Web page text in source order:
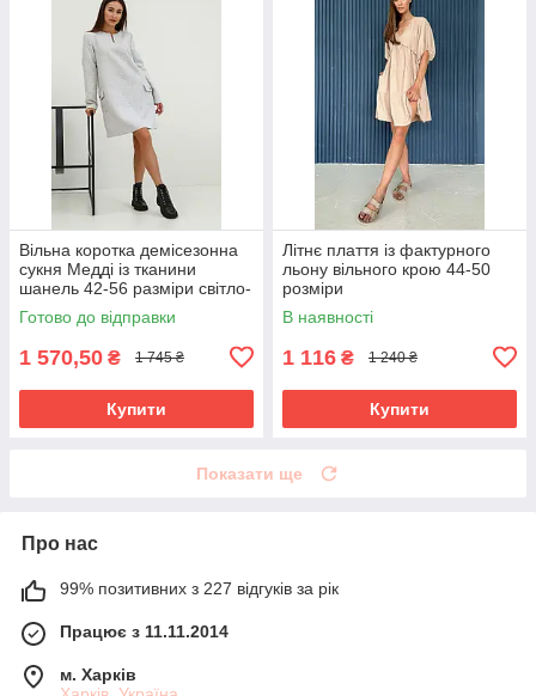
Вільна коротка демісезонна
сукня Медді із тканини
шанель 42-56 разміри світло-
сіра
Готово до відправки
1 570,50 ₴ 1 745 ₴
Купити
Літнє плаття із фактурного
льону вільного крою 44-50
розміри
В наявності
1 116 ₴ 1 240 ₴
Купити
Показати ще
Про нас
99% позитивних з 227 відгуків за рік
Працює з 11.11.2014
м. Харків